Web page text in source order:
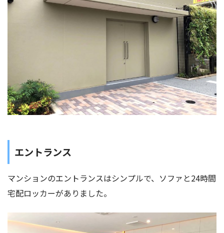
エントランス
マンションのエントランスはシンプルで、ソファと24時間
宅配ロッカーがありました。